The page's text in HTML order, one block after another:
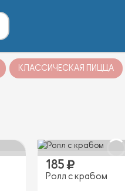
КЛАССИЧЕСКАЯ ПИЦЦА
185
Ролл с крабом